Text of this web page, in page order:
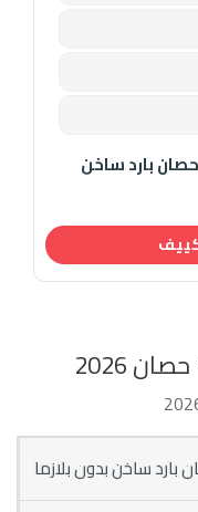
تكييف فريش نيو بروفيشنال 1.5 حصان بارد ساخن